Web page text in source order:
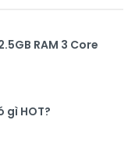
RAM 3 Core
gì HOT?